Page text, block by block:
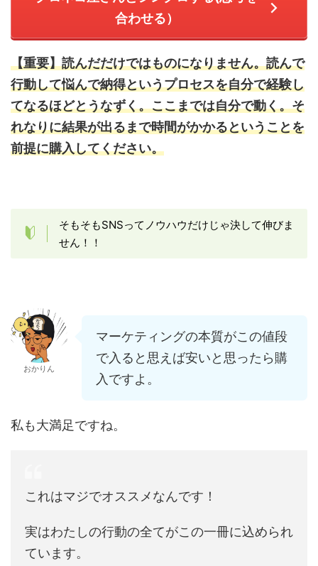
合わせる）
【重要】読んだだけではものになりません。読んで
行動して悩んで納得というプロセスを自分で経験し
てなるほどとうなずく。ここまでは自分で動く。そ
れなりに結果が出るまで時間がかかるということを
前提に購入してください。
そもそもSNSってノウハウだけじゃ決して伸びま
せん！！
おかりん
マーケティングの本質がこの値段
で入ると思えば安いと思ったら購
入ですよ。
私も大満足ですね。
これはマジでオススメなんです！
実はわたしの行動の全てがこの一冊に込められ
ています。